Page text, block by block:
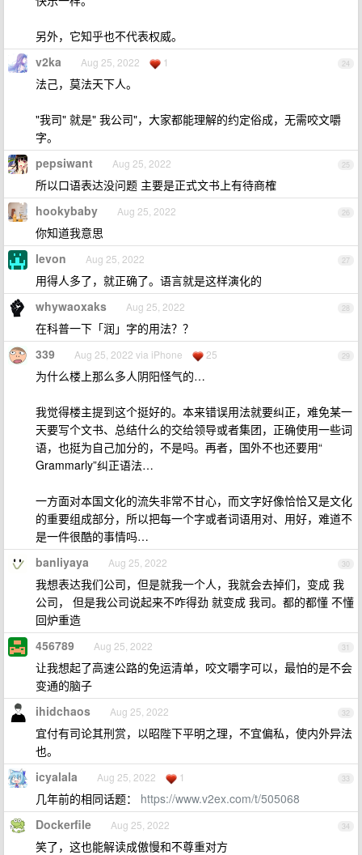
另外，它知乎也不代表权威。
24
v2ka Aug 25, 2022 1
法己，莫法天下人。
"我司" 就是" 我公司"，大家都能理解的约定俗成，无需咬文嚼
字。
25
pepsiwant Aug 25, 2022
所以口语表达没问题 主要是正式文书上有待商榷
26
hookybaby Aug 25, 2022
你知道我意思
27
levon Aug 25, 2022
用得人多了，就正确了。语言就是这样演化的
28
whywaoxaks Aug 25, 2022
在科普一下「润」字的用法？？
29
339 Aug 25, 2022 via iPhone 25
为什么楼上那么多人阴阳怪气的…
我觉得楼主提到这个挺好的。本来错误用法就要纠正，难免某一
天要写个文书、总结什么的交给领导或者集团，正确使用一些词
语，也挺为自己加分的，不是吗。再者，国外不也还要用“
Grammarly”纠正语法…
一方面对本国文化的流失非常不甘心，而文字好像恰恰又是文化
的重要组成部分，所以把每一个字或者词语用对、用好，难道不
是一件很酷的事情吗…
30
banliyaya Aug 25, 2022
我想表达我们公司，但是就我一个人，我就会去掉们，变成 我
公司， 但是我公司说起来不咋得劲 就变成 我司。都的都懂 不懂
回炉重造
31
456789 Aug 25, 2022
让我想起了高速公路的免运清单，咬文嚼字可以，最怕的是不会
变通的脑子
32
ihidchaos Aug 25, 2022
宜付有司论其刑赏，以昭陛下平明之理，不宜偏私，使内外异法
也。
33
icyalala Aug 25, 2022 1
几年前的相同话题： https://www.v2ex.com/t/505068
34
Dockerfile Aug 25, 2022
笑了，这也能解读成傲慢和不尊重对方